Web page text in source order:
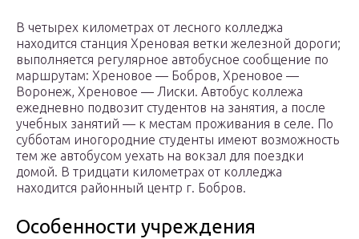
В четырех километрах от лесного колледжа
находится станция Хреновая ветки железной дороги;
выполняется регулярное автобусное сообщение по
маршрутам: Хреновое — Бобров, Хреновое —
Воронеж, Хреновое — Лиски. Автобус коллежа
ежедневно подвозит студентов на занятия, а после
учебных занятий — к местам проживания в селе. По
субботам иногородние студенты имеют возможность
тем же автобусом уехать на вокзал для поездки
домой. В тридцати километрах от колледжа
находится районный центр г. Бобров.
Особенности учреждения